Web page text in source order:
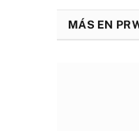
MÁS EN